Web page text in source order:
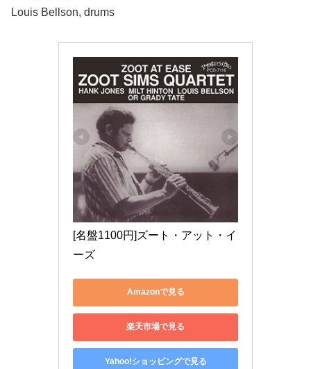
Louis Bellson, drums
[名盤1100円]ズート・アット・イ
ーズ
Amazonで見る
楽天市場で見る
Yahoo!ショッピングで見る